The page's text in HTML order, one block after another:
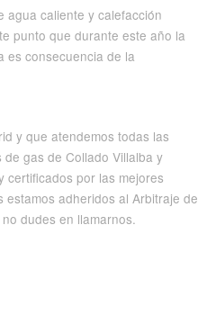
agua caliente y calefacción
punto que durante este año la
es consecuencia de la
y que atendemos todas las
gas de Collado Villalba y
certificados por las mejores
adheridos al Arbitraje de
dudes en llamarnos.